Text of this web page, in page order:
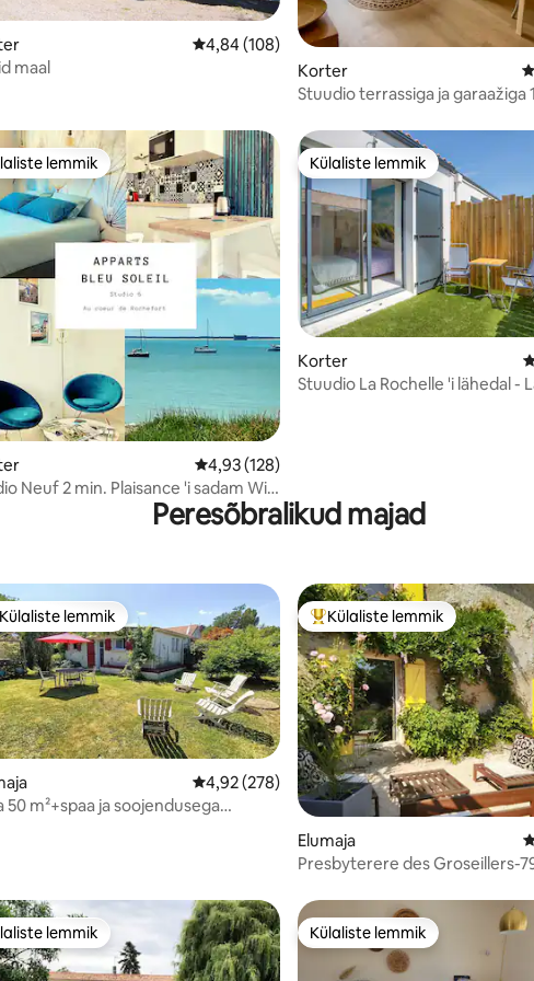
5, 242 hinnangut Keskmine hinnang 4,84/5, 108 hinnangut
4,84 (108)
maal
Korter
Stuudio terrassiga ja garaažiga
5, 446 hinnangut
lemmik
lemmik
Keskmine hinnang 4,93/5, 128 hinnangut
4,93 (128)
Neuf 2 min. Plaisance 'i sadam Wifi
Külaliste lemmik
Külaliste lemmik
Korter
Stuudio La Rochelle 'i lähedal -
Peresõbralikud majad
5, 191 hinnangut
suur lemmik
Külaliste lemmik
Keskmine hinnang 4,92/5, 278 hinnangut
4,92 (278)
50 m²+spaa ja soojendusega
Külaliste suur lemmik
Külaliste lemmik
Elumaja
Presbyterere des Groseillers-
lemmik
lemmik Külaliste lemmik
Külaliste lemmik